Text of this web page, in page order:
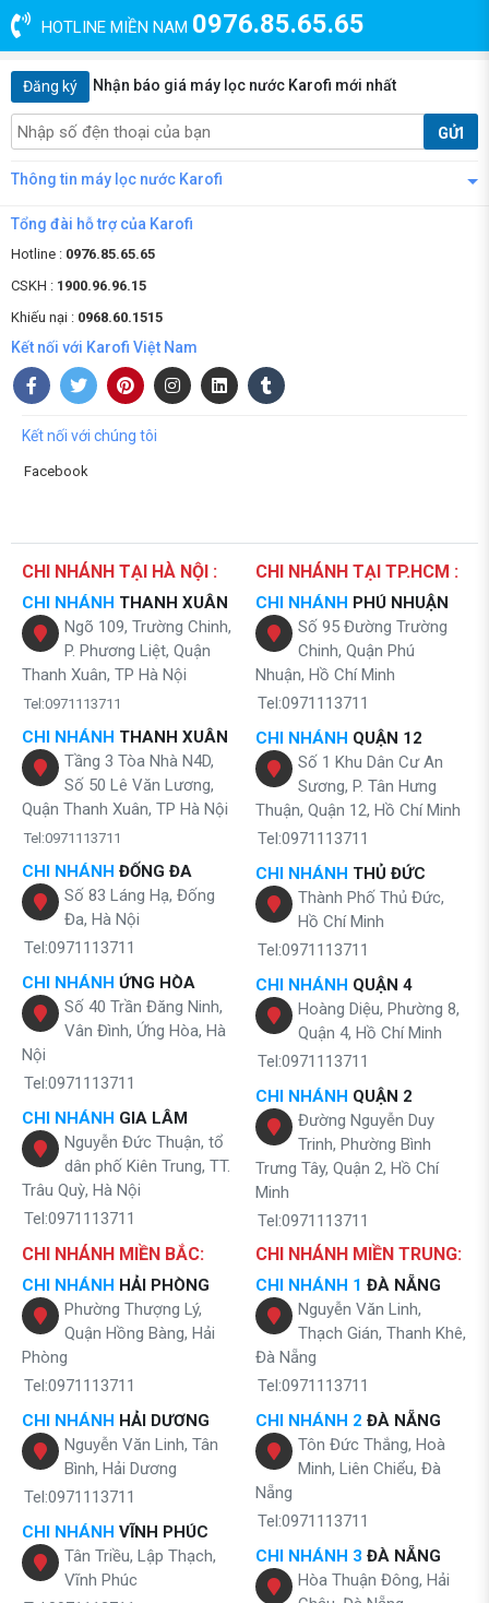
HOTLINE MIỀN NAM 0976.85.65.65
Đăng ký Nhận báo giá máy lọc nước Karofi mới nhất
GỬI
Thông tin máy lọc nước Karofi
Tổng đài hỗ trợ của Karofi
Hotline : 0976.85.65.65
CSKH : 1900.96.96.15
Khiếu nại : 0968.60.1515
Kết nối với Karofi Việt Nam
Kết nối với chúng tôi
Facebook
CHI NHÁNH TẠI HÀ NỘI :
CHI NHÁNH THANH XUÂN
Ngõ 109, Trường Chinh,
P. Phương Liệt, Quận
Thanh Xuân, TP Hà Nội
Tel:0971113711
CHI NHÁNH THANH XUÂN
Tầng 3 Tòa Nhà N4D,
Số 50 Lê Văn Lương,
Quận Thanh Xuân, TP Hà Nội
Tel:0971113711
CHI NHÁNH ĐỐNG ĐA
Số 83 Láng Hạ, Đống
Đa, Hà Nội
Tel:0971113711
CHI NHÁNH ỨNG HÒA
Số 40 Trần Đăng Ninh,
Vân Đình, Ứng Hòa, Hà
Nội
Tel:0971113711
CHI NHÁNH GIA LÂM
Nguyễn Đức Thuận, tổ
dân phố Kiên Trung, TT.
Trâu Quỳ, Hà Nội
Tel:0971113711
CHI NHÁNH TẠI TP.HCM :
CHI NHÁNH PHÚ NHUẬN
Số 95 Đường Trường
Chinh, Quận Phú
Nhuận, Hồ Chí Minh
Tel:0971113711
CHI NHÁNH QUẬN 12
Số 1 Khu Dân Cư An
Sương, P. Tân Hưng
Thuận, Quận 12, Hồ Chí Minh
Tel:0971113711
CHI NHÁNH THỦ ĐỨC
Thành Phố Thủ Đức,
Hồ Chí Minh
Tel:0971113711
CHI NHÁNH QUẬN 4
Hoàng Diệu, Phường 8,
Quận 4, Hồ Chí Minh
Tel:0971113711
CHI NHÁNH QUẬN 2
Đường Nguyễn Duy
Trinh, Phường Bình
Trưng Tây, Quận 2, Hồ Chí
Minh
Tel:0971113711
CHI NHÁNH MIỀN BẮC:
CHI NHÁNH HẢI PHÒNG
Phường Thượng Lý,
Quận Hồng Bàng, Hải
Phòng
Tel:0971113711
CHI NHÁNH HẢI DƯƠNG
Nguyễn Văn Linh, Tân
Bình, Hải Dương
Tel:0971113711
CHI NHÁNH VĨNH PHÚC
Tân Triều, Lập Thạch,
Vĩnh Phúc
CHI NHÁNH MIỀN TRUNG:
CHI NHÁNH 1 ĐÀ NẴNG
Nguyễn Văn Linh,
Thạch Gián, Thanh Khê,
Đà Nẵng
Tel:0971113711
CHI NHÁNH 2 ĐÀ NẴNG
Tôn Đức Thắng, Hoà
Minh, Liên Chiểu, Đà
Nẵng
Tel:0971113711
CHI NHÁNH 3 ĐÀ NẴNG
Hòa Thuận Đông, Hải